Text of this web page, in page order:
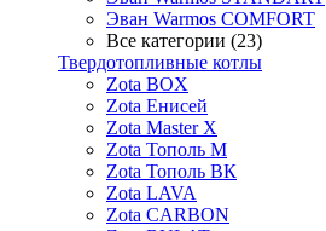
Эван Warmos COMFORT
Все категории (23)
Твердотопливные котлы
Zota BOX
Zota Енисей
Zota Master X
Zota Тополь М
Zota Тополь ВК
Zota LAVA
Zota CARBON